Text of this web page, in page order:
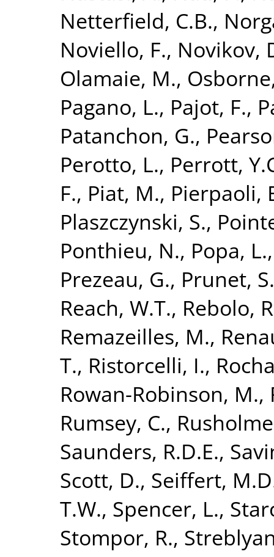
Netterfield, C.B.,
Noviello, F., Novikov,
Olamaie, M.,
Pagano, L., Pajot, F.,
Patanchon, G.,
Perotto, L., Perrott,
F., Piat, M., Pierpaoli,
Plaszczynski, S.,
Ponthieu, N., Popa, L.
Prezeau, G., Prunet, S.
Reach, W.T., Rebolo,
Remazeilles, M.,
T., Ristorcelli, I.,
Rowan-Robinson, M.,
Rumsey, C.,
Saunders, R.D.E.,
Scott, D., Seiffert,
T.W., Spencer, L.,
Stompor, R.,